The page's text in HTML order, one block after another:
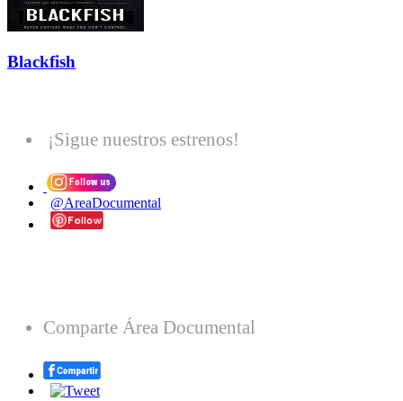
Blackfish
¡Sigue nuestros estrenos!
@AreaDocumental
Comparte Área Documental